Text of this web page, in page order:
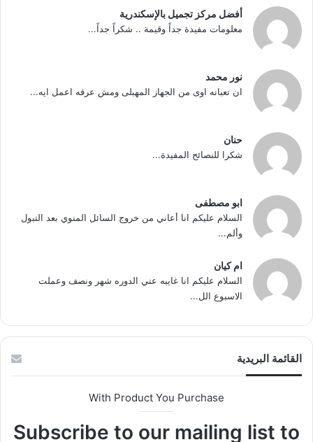
أفضل مركز تجميل بالإسكندرية
معلومات مفيدة جداً وقيمة .. شكراً جداً...
نور محمد
ان تعبانه اوى من الجهاز المهبلى ومش عرفه اعمل ايه...
حنان
شكرا للنصائح المفيدة...
ابو مصطفى
السلام عليكم انا أعاني من خروج السائل المنوي بعد التبول
وألم...
ام كيان
السلام عليكم انا غايبه عني الدوره شهر ونصف وعملت
الاسبوع الل...
القائمة البريدية
With Product You Purchase
Subscribe to our mailing list to